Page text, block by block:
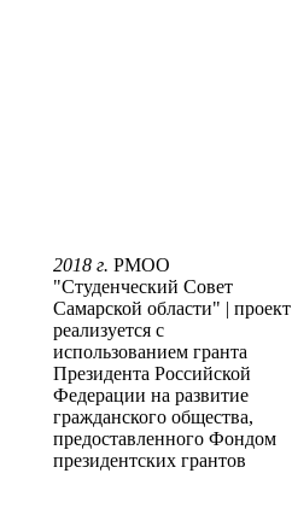
2018 г. РМОО
"Студенческий Совет
Самарской области" | проект
реализуется с
использованием гранта
Президента Российской
Федерации на развитие
гражданского общества,
предоставленного Фондом
президентских грантов